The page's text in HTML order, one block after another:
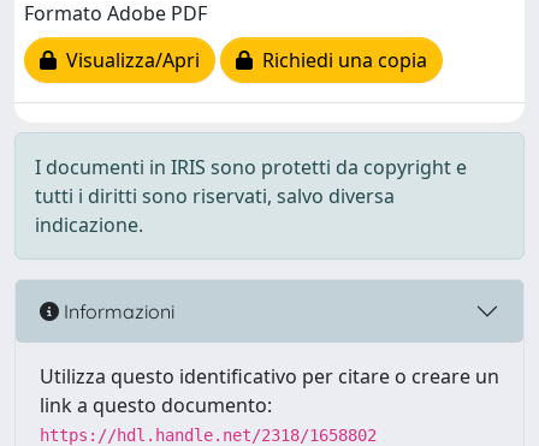
Formato Adobe PDF
Visualizza/Apri
Richiedi una copia
I documenti in IRIS sono protetti da copyright e
tutti i diritti sono riservati, salvo diversa
indicazione.
Informazioni
Utilizza questo identificativo per citare o creare un
link a questo documento:
https://hdl.handle.net/2318/1658802